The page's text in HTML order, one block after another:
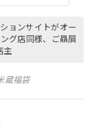
ョンサイトがオー
グ店同様、ご贔屓
主
蔵福袋